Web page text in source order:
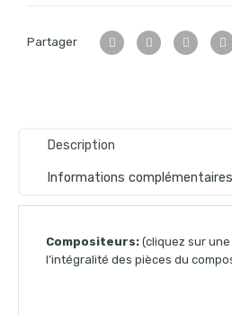
Partager
Description
Informations complémentaires
Compositeurs: (cliquez sur
l’intégralité des pièces du